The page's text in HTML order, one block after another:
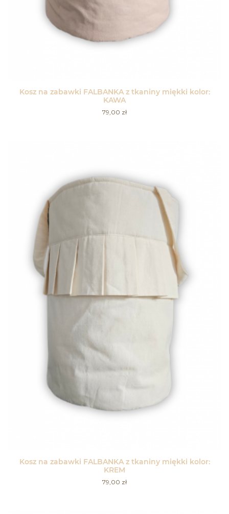
Kosz na zabawki FALBANKA z tkaniny miękki kolor:
KAWA
79,00 zł
Kosz na zabawki FALBANKA z tkaniny miękki kolor:
KREM
79,00 zł